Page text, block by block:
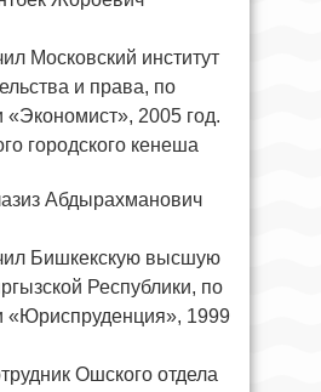
Московский институт
и права, по
«Экономист», 2005 год.
городского кенеша
Абдырахманович
Бишкекскую высшую
Республики, по
«Юриспруденция», 1999
Ошского отдела